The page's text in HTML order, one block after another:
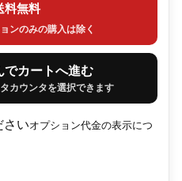
料無料
ンのみの購入は除く
でカートへ進む
カウンタを選択できます
さいオプション代金の表示につ